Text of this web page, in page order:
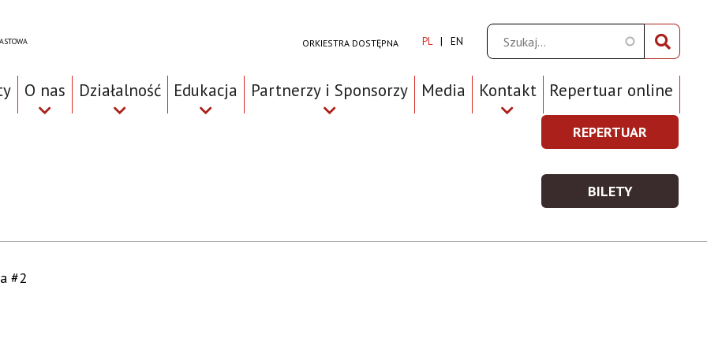
ORKIESTRA DOSTĘPNA PL EN Szukaj
O nas Działalność Edukacja Partnerzy i Sponsorzy Media Kontakt Repertuar online
Prawe
Top
Menu
REPERTUAR
REPERTUAR
WIĘCEJ
INFORMACJI
BILETY
BILETY
#2